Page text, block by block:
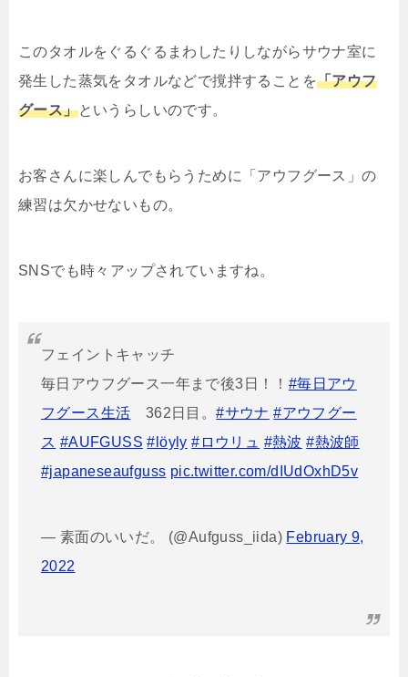
このタオルをぐるぐるまわしたりしながらサウナ室に
発生した蒸気をタオルなどで撹拌することを「アウフ
グース」というらしいのです。
お客さんに楽しんでもらうために「アウフグース」の
練習は欠かせないもの。
SNSでも時々アップされていますね。
フェイントキャッチ
毎日アウフグース一年まで後3日！！ #毎日アウ
フグース生活 362日目。#サウナ #アウフグー
ス #AUFGUSS #löyly #ロウリュ #熱波 #熱波師
#japaneseaufguss pic.twitter.com/dIUdOxhD5v
— 素面のいいだ。 (@Aufguss_iida) February 9,
2022